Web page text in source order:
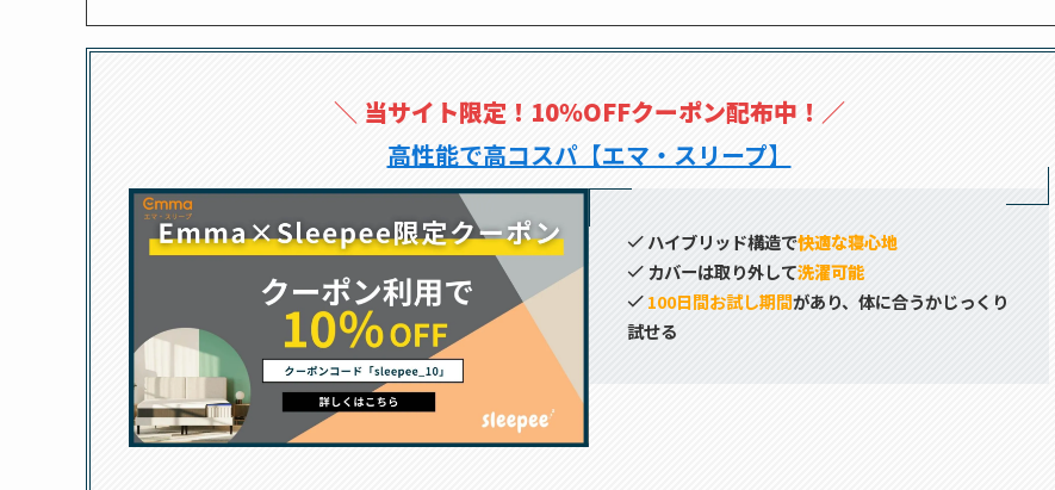
＼ 当サイト限定！10％OFFクーポン配布中！ ／
高性能で高コスパ【エマ・スリープ】
ハイブリッド構造で快適な寝心地
カバーは取り外して洗濯可能
100日間お試し期間があり、体に合うかじっくり
試せる